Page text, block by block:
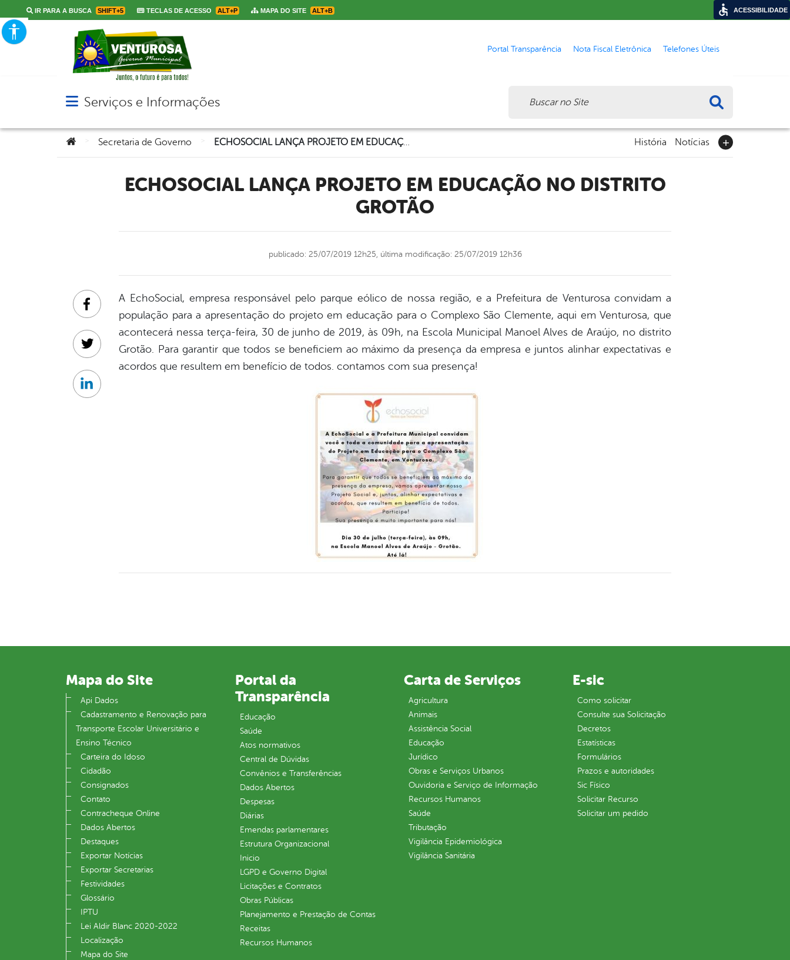
IR PARA A BUSCA SHIFT+5 TECLAS DE ACESSO ALT+P MAPA DO SITE ALT+B
Portal Transparência Nota Fiscal Eletrônica Telefones Úteis
Abrir menu principal de navegação
Serviços e Informações
Você está aqui:Secretaria de Governo ECHOSOCIAL LANÇA PROJETO EM EDUCAÇÃO NO DISTRITO GROTÃO História Notícias
ECHOSOCIAL LANÇA PROJETO EM EDUCAÇÃO NO DISTRITO
GROTÃO
publicado: 25/07/2019 12h25, última modificação: 25/07/2019 12h36
A EchoSocial, empresa responsável pelo parque eólico de nossa região, e a Prefeitura de Venturosa convidam a
população para a apresentação do projeto em educação para o Complexo São Clemente, aqui em Venturosa, que
acontecerá nessa terça-feira, 30 de junho de 2019, às 09h, na Escola Municipal Manoel Alves de Araújo, no distrito
Grotão. Para garantir que todos se beneficiem ao máximo da presença da empresa e juntos alinhar expectativas e
acordos que resultem em benefício de todos. contamos com sua presença!
Facebook
Twitter
Linkedin
Mapa do Site
Api Dados
Cadastramento e Renovação para
Transporte Escolar Universitário e
Ensino Técnico
Carteira do Idoso
Cidadão
Consignados
Contato
Contracheque Online
Dados Abertos
Destaques
Exportar Notícias
Exportar Secretarias
Festividades
Glossário
IPTU
Lei Aldir Blanc 2020-2022
Localização
Mapa do Site
Portal da
Transparência
Educação
Saúde
Atos normativos
Central de Dúvidas
Convênios e Transferências
Dados Abertos
Despesas
Diárias
Emendas parlamentares
Estrutura Organizacional
Inicio
LGPD e Governo Digital
Licitações e Contratos
Obras Públicas
Planejamento e Prestação de Contas
Receitas
Recursos Humanos
Carta de Serviços
Agricultura
Animais
Assistência Social
Educação
Jurídico
Obras e Serviços Urbanos
Ouvidoria e Serviço de Informação
Recursos Humanos
Saúde
Tributação
Vigilância Epidemiológica
Vigilância Sanitária
E-sic
Como solicitar
Consulte sua Solicitação
Decretos
Estatísticas
Formulários
Prazos e autoridades
Sic Físico
Solicitar Recurso
Solicitar um pedido
ACESSIBILIDADE